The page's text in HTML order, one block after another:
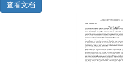
查看文档